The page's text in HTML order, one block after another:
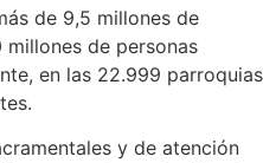
de 9,5 millones de
millones de personas
en las 22.999 parroquias
y de atención